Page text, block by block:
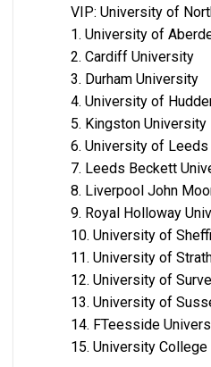
VIP: University of
1. University of
2. Cardiff University
3. Durham University
4. University of
5. Kingston University
6. University of Leeds
7. Leeds Beckett
8. Liverpool John
9. Royal Holloway
10. University of
11. University of
12. University of
13. University of
14. FTeesside
15. University College